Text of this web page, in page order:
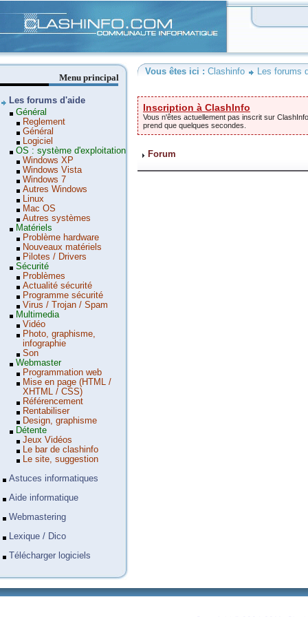
Vous êtes ici : Clashinfo Les forums
Inscription à ClashInfo
Vous n'êtes actuellement pas inscrit sur
prend que quelques secondes.
Forum
Menu principal
Les forums d'aide
Général
Reglement
Général
Logiciel
OS : système d'exploitation
Windows XP
Windows Vista
Windows 7
Autres Windows
Linux
Mac OS
Autres systèmes
Matériels
Problème hardware
Nouveaux matériels
Pilotes / Drivers
Sécurité
Problèmes
Actualité sécurité
Programme sécurité
Virus / Trojan / Spam
Multimedia
Vidéo
Photo, graphisme,
infographie
Son
Webmaster
Programmation web
Mise en page (HTML /
XHTML / CSS)
Référencement
Rentabiliser
Design, graphisme
Détente
Jeux Vidéos
Le bar de clashinfo
Le site, suggestion
Astuces informatiques
Aide informatique
Webmastering
Lexique / Dico
Télécharger logiciels